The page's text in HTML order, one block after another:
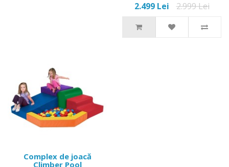
2.499 Lei 2.999 Lei
Complex de joacă
Climber Pool